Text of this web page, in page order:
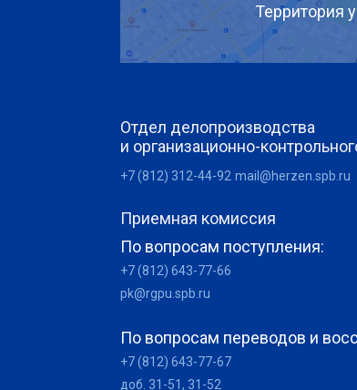
Территория
Отдел делопроизводства
и организационно-
+7 (812) 312-44-92 mail@herzen.spb.ru
Приемная комиссия
По вопросам поступления:
+7 (812) 643-77-66
pk@rgpu.spb.ru
По вопросам переводов и
+7 (812) 643-77-67
доб. 31-51, 31-52